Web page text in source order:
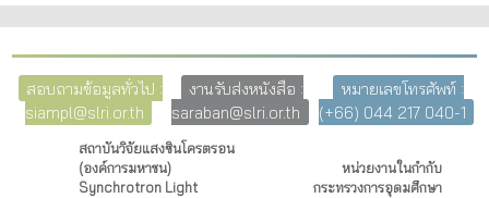
สอบถามข้อมูลทั่วไป :
siampl@slri.or.th
งานรับส่งหนังสือ :
saraban@slri.or.th
หมายเลขโทรศัพท์ :
(+66) 044 217 040-1
สถาบันวิจัยแสงซินโครตรอน
(องค์การมหาชน)
Synchrotron Light
หน่วยงานในกำกับ
กระทรวงการอุดมศึกษา